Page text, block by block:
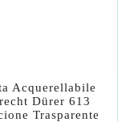
Acquerellabile
Dürer 613
Trasparente